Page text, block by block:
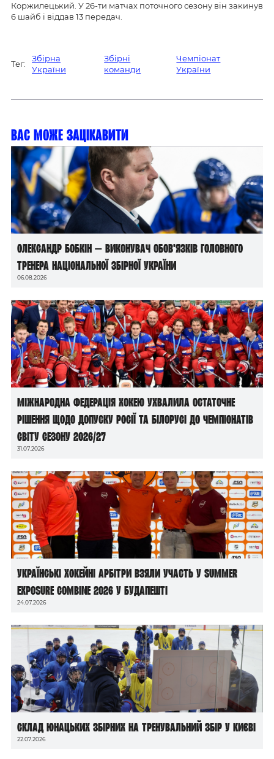
Коржилецький. У 26-ти матчах поточного сезону він закинув
6 шайб і віддав 13 передач.
Тег:
Збірна
України
Збірні
команди
Чемпіонат
України
Вас може зацікавити
Олександр Бобкін — виконувач обов’язків головного
тренера національної збірної України
06.08.2026
Міжнародна федерація хокею ухвалила остаточне
рішення щодо допуску росії та білорусі до чемпіонатів
світу сезону 2026/27
31.07.2026
Українські хокейні арбітри взяли участь у Summer
Exposure Combine 2026 у Будапешті
24.07.2026
Склад юнацьких збірних на тренувальний збір у Києві
22.07.2026